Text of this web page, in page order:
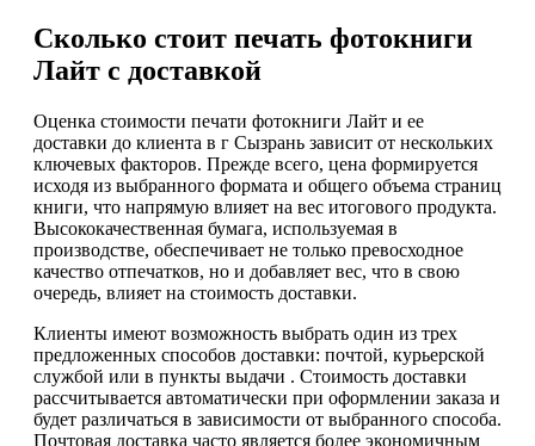
Сколько стоит печать фотокниги
Лайт с доставкой
Оценка стоимости печати фотокниги Лайт и ее
доставки до клиента в г Сызрань зависит от нескольких
ключевых факторов. Прежде всего, цена формируется
исходя из выбранного формата и общего объема страниц
книги, что напрямую влияет на вес итогового продукта.
Высококачественная бумага, используемая в
производстве, обеспечивает не только превосходное
качество отпечатков, но и добавляет вес, что в свою
очередь, влияет на стоимость доставки.
Клиенты имеют возможность выбрать один из трех
предложенных способов доставки: почтой, курьерской
службой или в пункты выдачи . Стоимость доставки
рассчитывается автоматически при оформлении заказа и
будет различаться в зависимости от выбранного способа.
Почтовая доставка часто является более экономичным